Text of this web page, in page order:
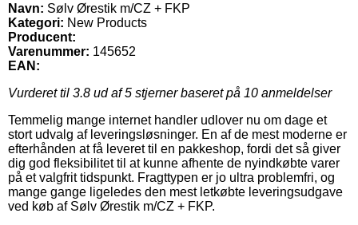
Navn: Sølv Ørestik m/CZ + FKP
Kategori: New Products
Producent:
Varenummer: 145652
EAN:
Vurderet til 3.8 ud af 5 stjerner baseret på 10 anmeldelser
Temmelig mange internet handler udlover nu om dage et
stort udvalg af leveringsløsninger. En af de mest moderne er
efterhånden at få leveret til en pakkeshop, fordi det så giver
dig god fleksibilitet til at kunne afhente de nyindkøbte varer
på et valgfrit tidspunkt. Fragttypen er jo ultra problemfri, og
mange gange ligeledes den mest letkøbte leveringsudgave
ved køb af Sølv Ørestik m/CZ + FKP.